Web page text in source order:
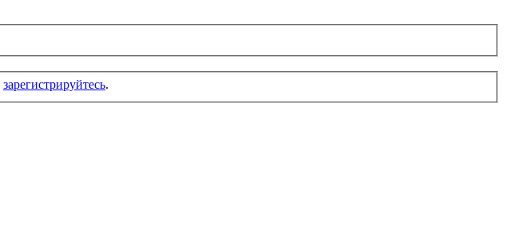
зарегистрируйтесь.